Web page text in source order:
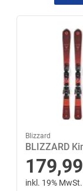
Blizzard
179,99
inkl. 19% MwSt.